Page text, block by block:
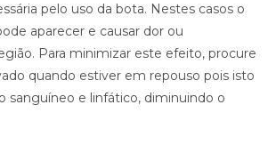
pelo uso da bota. Nestes casos o
aparecer e causar dor ou
Para minimizar este efeito, procure
quando estiver em repouso pois isto
sanguíneo e linfático, diminuindo o